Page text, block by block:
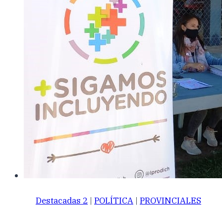
Destacadas 2 | POLÍTICA | PROVINCIALES